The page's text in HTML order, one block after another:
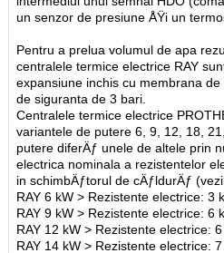
un senzor de presiune ÅŸi un
Pentru a prelua volumul de apa
centralele termice electrice RAY
expansiune inchis cu membrana
de siguranta de 3 bari.
Centralele termice electrice
variantele de putere 6, 9, 12, 18,
putere diferÄƒ unele de altele prin
electrica nominala a rezistentelor
in schimbÄƒtorul de cÄƒldurÄƒ (vezi
RAY 6 kW > Rezistente electrice: 3
RAY 9 kW > Rezistente electrice: 6
RAY 12 kW > Rezistente electrice:
RAY 14 kW > Rezistente electrice: